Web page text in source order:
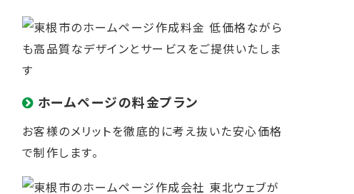
ホームページの料金プラン
お客様のメリットを徹底的に考え抜いた安心価格
で制作します。